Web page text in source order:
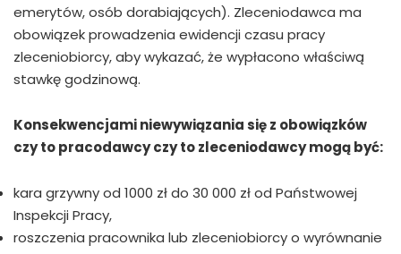
emerytów, osób dorabiających). Zleceniodawca ma
obowiązek prowadzenia ewidencji czasu pracy
zleceniobiorcy, aby wykazać, że wypłacono właściwą
stawkę godzinową.
Konsekwencjami niewywiązania się z obowiązków
czy to pracodawcy czy to zleceniodawcy mogą być:
kara grzywny od 1000 zł do 30 000 zł od Państwowej
Inspekcji Pracy,
roszczenia pracownika lub zleceniobiorcy o wyrównanie